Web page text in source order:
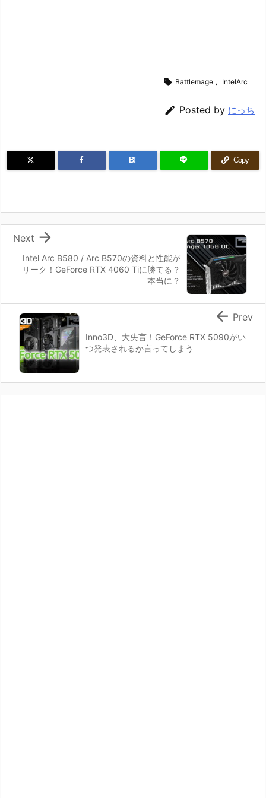
 Battlemage , IntelArc
 Posted by にっち
B! Copy
Intel Arc B580 / Arc B570の資料と性能が
リーク！GeForce RTX 4060 Tiに勝てる？
本当に？

Next
Inno3D、大失言！GeForce RTX 5090がい
つ発表されるか言ってしまう
 Prev